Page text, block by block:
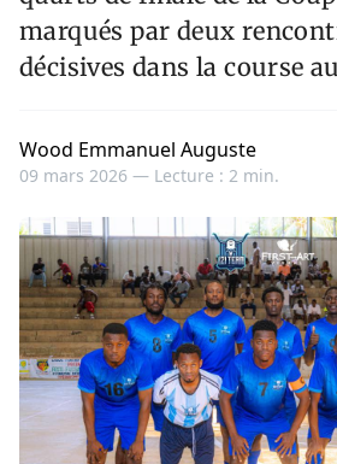
marqués par deux
décisives dans la course
Wood Emmanuel Auguste
09 mars 2026 — Lecture : 2 min.